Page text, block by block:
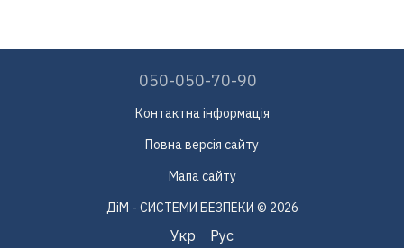
050-050-70-90
Контактна інформація
Повна версія сайту
Мапа сайту
ДіМ - СИСТЕМИ БЕЗПЕКИ © 2026
Укр Рус